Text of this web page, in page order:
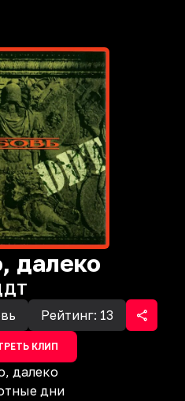
далеко
Рейтинг: 13
КЛИП
далеко
дни